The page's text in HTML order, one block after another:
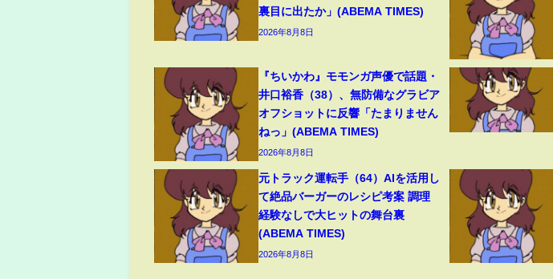
裏目に出たか」(ABEMA TIMES)
2026年8月8日
『ちいかわ』モモンガ声優で話題・
井口裕香（38）、無防備なグラビア
オフショットに反響「たまりません
ねっ」(ABEMA TIMES)
2026年8月8日
元トラック運転手（64）AIを活用し
て絶品バーガーのレシピ考案 調理
経験なしで大ヒットの舞台裏
(ABEMA TIMES)
2026年8月8日